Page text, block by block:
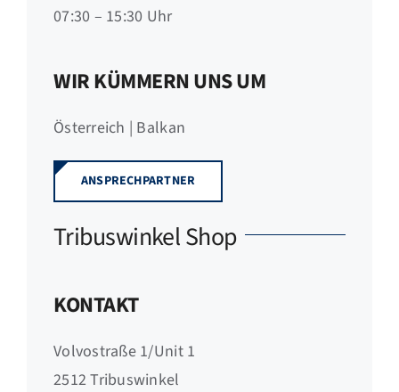
07:30 – 15:30 Uhr
WIR KÜMMERN UNS UM
Österreich | Balkan
ANSPRECHPARTNER
Tribuswinkel Shop
KONTAKT
Volvostraße 1/Unit 1
2512 Tribuswinkel